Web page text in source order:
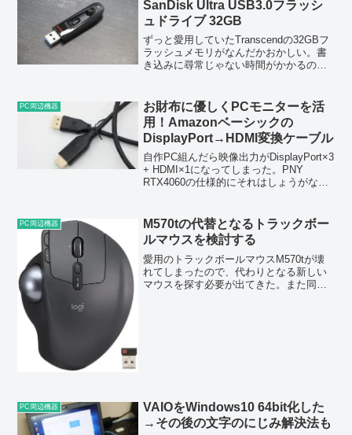
SanDisk Ultra USB3.0フラッシ
ュドライブ 32GB
ずっと愛用していたTranscendの32GBフ
ラッシュメモリがなんだかおかしい。書
き込みに尋常じゃない時間がかかるの
SanDisk Ultra USB3.0フラッシュドラ...
PC周辺機器
お財布に優しくPCモニターを活
用！Amazonベーシックの
DisplayPort→HDMI変換ケーブル
自作PC組んだら映像出力がDisplayPort×3
+ HDMI×1になってしまった。PNY
RTX4060の仕様的にそれはしょうがない
ー、DisplayPort端子...
PC周辺機器
M570tの代替となるトラックボー
ルマウスを検討する
愛用のトラックボールマウスM570tが壊
れてしまったので、代わりとなる新しい
マウスを探す必要が出てきた。また同じ
PC周辺機器
VAIOをWindows10 64bit化した
→その後の文字のにじみ解決法も